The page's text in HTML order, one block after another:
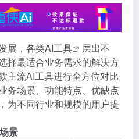
展，各类AI工具
层出不
择最适合业务需求的解决方
主流AI工具进行全方位对比
务场景、功能特点、优缺点
为不同行业和规模的用户提
景